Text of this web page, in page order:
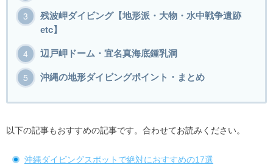
残波岬ダイビング【地形派・大物・水中戦争遺跡
etc】
辺戸岬ドーム・宜名真海底鍾乳洞
沖縄の地形ダイビングポイント・まとめ
以下の記事もおすすめの記事です。合わせてお読みください。
沖縄ダイビングスポットで絶対におすすめの17選